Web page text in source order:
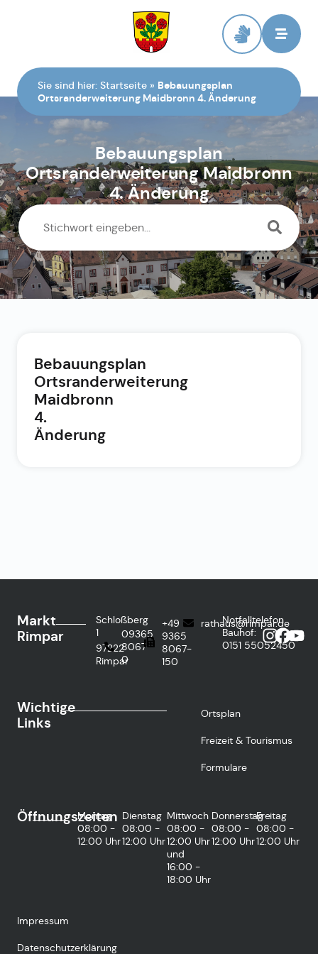
Sie sind hier: Startseite » Bebauungsplan
Ortsranderweiterung Maidbronn 4. Änderung
Bebauungsplan
Ortsranderweiterung Maidbronn
4. Änderung
Bebauungsplan
Ortsranderweiterung
Maidbronn
4.
Änderung
Markt
Rimpar
Schloßberg
1
97222
Rimpar
09365
8067-
0
+49
9365
8067-
150
rathaus@rimpar.de
Notfalltelefon
Bauhof:
0151 55052450
Wichtige
Links
Ortsplan
Freizeit & Tourismus
Formulare
Öffnungszeiten
Montag
08:00 -
12:00 Uhr
Dienstag
08:00 -
12:00 Uhr
Mittwoch
08:00 -
12:00 Uhr
und
16:00 -
18:00 Uhr
Donnerstag
08:00 -
12:00 Uhr
Freitag
08:00 -
12:00 Uhr
Impressum
Datenschutzerklärung